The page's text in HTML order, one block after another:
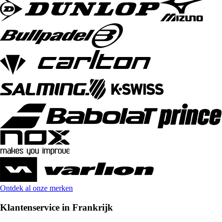
Ontdek al onze merken
Klantenservice in Frankrijk